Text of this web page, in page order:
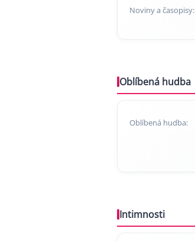
Noviny a časopisy:
Oblíbená hudba
Oblíbená hudba:
Intimnosti